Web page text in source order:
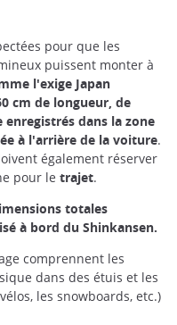
pour que les
puissent monter à
l'exige Japan
cm de longueur, de
dans la zone
à l'arrière de la voiture.
également réserver
pour le trajet.
totales
à bord du Shinkansen.
comprennent les
dans des étuis et les
les snowboards, etc.)